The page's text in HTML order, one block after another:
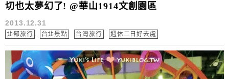
切也太夢幻了! @華山1914文創園區
2013.12.31
北部旅行 台北景點 台灣旅行 週休二日好去處